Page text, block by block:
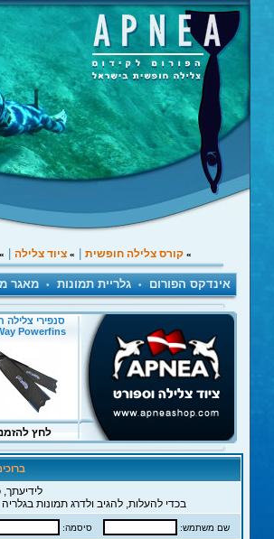
» קורס צלילה חופשית » ציוד צלילה »
אינדקס הפורום • גלריית תמונות • מאגר
בכדי להעלות, להגיב ולדרג תמונות
שם משתמש: סיסמה: